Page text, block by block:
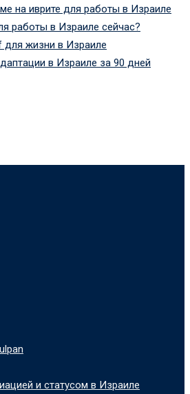
на иврите для работы в Израиле
работы в Израиле сейчас?
для жизни в Израиле
в Израиле за 90 дней
и статусом в Израиле